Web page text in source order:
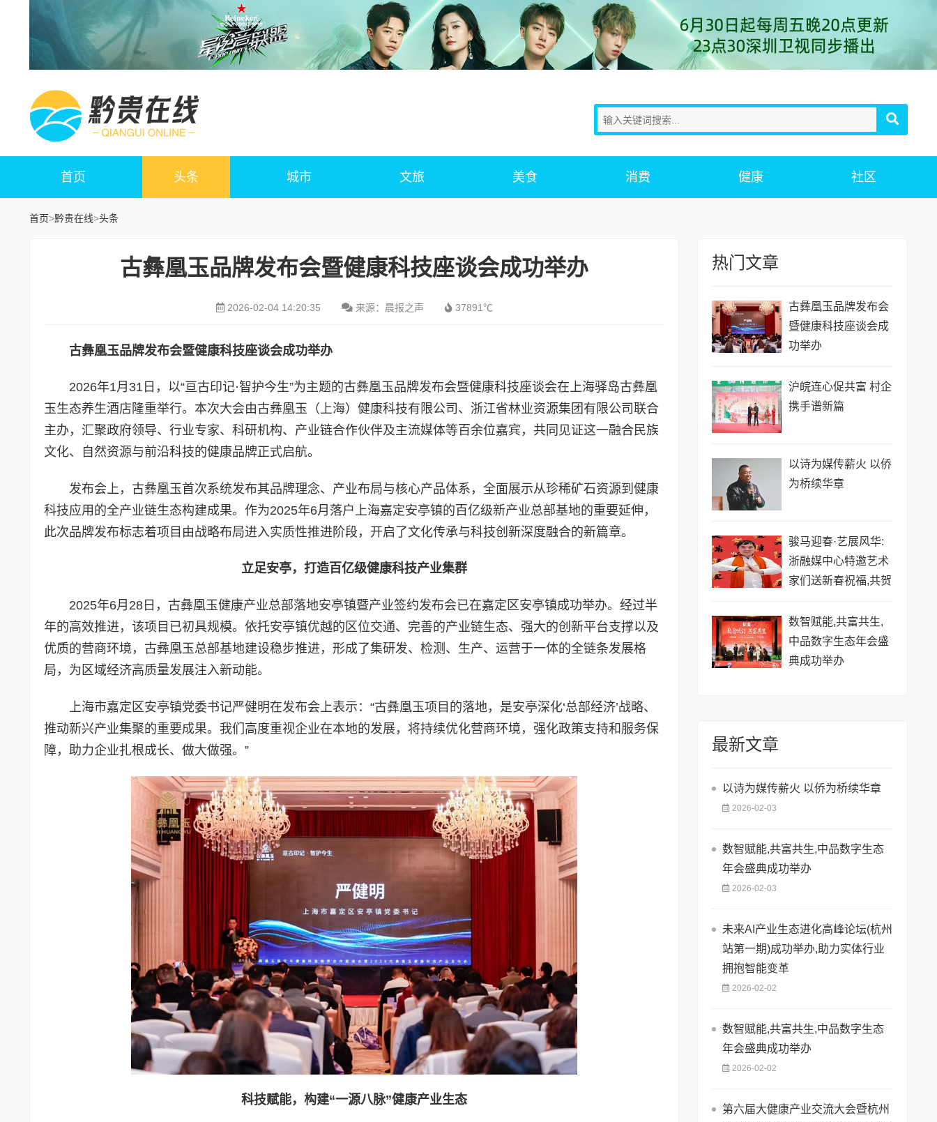
首页 头条 城市 文旅 美食 消费 健康 社区
首页>黔贵在线>头条
古彝凰玉品牌发布会暨健康科技座谈会成功举办
2026-02-04 14:20:35 来源：晨报之声 37891℃
古彝凰玉品牌发布会暨健康科技座谈会成功举办
2026年1月31日，以“亘古印记·智护今生”为主题的古彝凰玉品牌发布会暨健康科技座谈会在上海驿岛古彝凰
玉生态养生酒店隆重举行。本次大会由古彝凰玉（上海）健康科技有限公司、浙江省林业资源集团有限公司联合
主办，汇聚政府领导、行业专家、科研机构、产业链合作伙伴及主流媒体等百余位嘉宾，共同见证这一融合民族
文化、自然资源与前沿科技的健康品牌正式启航。
发布会上，古彝凰玉首次系统发布其品牌理念、产业布局与核心产品体系，全面展示从珍稀矿石资源到健康
科技应用的全产业链生态构建成果。作为2025年6月落户上海嘉定安亭镇的百亿级新产业总部基地的重要延伸，
此次品牌发布标志着项目由战略布局进入实质性推进阶段，开启了文化传承与科技创新深度融合的新篇章。
立足安亭，打造百亿级健康科技产业集群
2025年6月28日，古彝凰玉健康产业总部落地安亭镇暨产业签约发布会已在嘉定区安亭镇成功举办。经过半
年的高效推进，该项目已初具规模。依托安亭镇优越的区位交通、完善的产业链生态、强大的创新平台支撑以及
优质的营商环境，古彝凰玉总部基地建设稳步推进，形成了集研发、检测、生产、运营于一体的全链条发展格
局，为区域经济高质量发展注入新动能。
上海市嘉定区安亭镇党委书记严健明在发布会上表示：“古彝凰玉项目的落地，是安亭深化‘总部经济’战略、
推动新兴产业集聚的重要成果。我们高度重视企业在本地的发展，将持续优化营商环境，强化政策支持和服务保
障，助力企业扎根成长、做大做强。”
科技赋能，构建“一源八脉”健康产业生态
热门文章
古彝凰玉品牌发布会
暨健康科技座谈会成
功举办
沪皖连心促共富 村企
携手谱新篇
以诗为媒传薪火 以侨
为桥续华章
骏马迎春·艺展风华:
浙融媒中心特邀艺术
家们送新春祝福,共贺
老师
数智赋能,共富共生,
中品数字生态年会盛
典成功举办
最新文章
以诗为媒传薪火 以侨为桥续华章
2026-02-03
数智赋能,共富共生,中品数字生态
年会盛典成功举办
2026-02-03
未来AI产业生态进化高峰论坛(杭州
站第一期)成功举办,助力实体行业
拥抱智能变革
2026-02-02
数智赋能,共富共生,中品数字生态
年会盛典成功举办
2026-02-02
第六届大健康产业交流大会暨杭州